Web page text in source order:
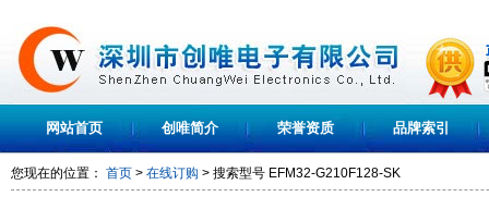
网站首页 创唯简介 荣誉资质 品牌索引
您现在的位置： 首页 > 在线订购 > 搜索型号 EFM32-G210F128-SK